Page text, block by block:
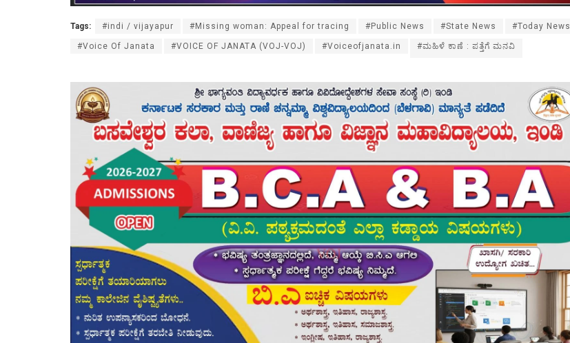
Tags: #indi / vijayapur #Missing woman: Appeal for tracing #Public News #State News #Today News
#Voice Of Janata #VOICE OF JANATA (VOJ-VOJ) #Voiceofjanata.in #ಮಹಿಳೆ ಕಾಣೆ : ಪತ್ತೆಗೆ ಮನವಿ